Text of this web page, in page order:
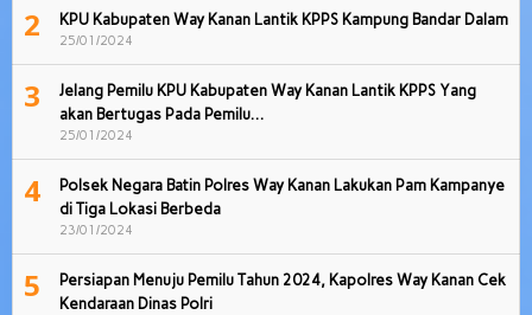
2 KPU Kabupaten Way Kanan Lantik KPPS Kampung Bandar Dalam
25/01/2024
3
Jelang Pemilu KPU Kabupaten Way Kanan Lantik KPPS Yang
akan Bertugas Pada Pemilu…
25/01/2024
4
Polsek Negara Batin Polres Way Kanan Lakukan Pam Kampanye
di Tiga Lokasi Berbeda
23/01/2024
5
Persiapan Menuju Pemilu Tahun 2024, Kapolres Way Kanan Cek
Kendaraan Dinas Polri